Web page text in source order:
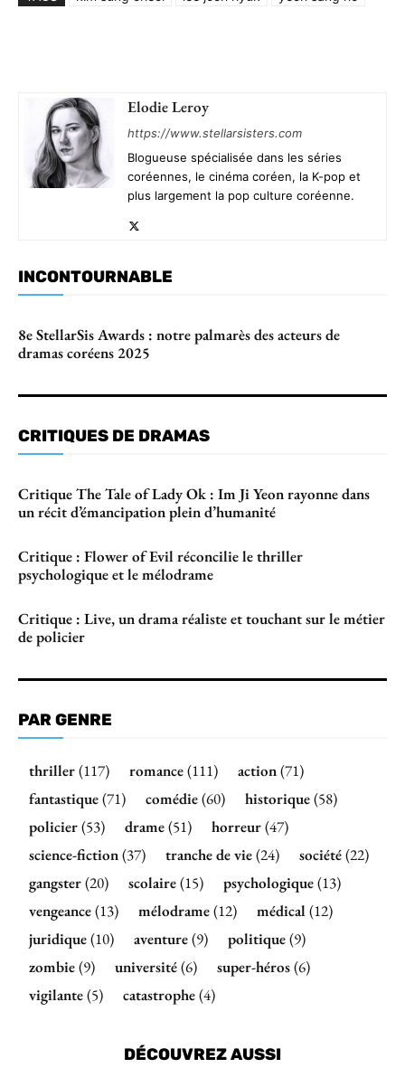
Elodie Leroy
https://www.stellarsisters.com
Blogueuse spécialisée dans les séries
coréennes, le cinéma coréen, la K-pop et
plus largement la pop culture coréenne.
INCONTOURNABLE
8e StellarSis Awards : notre palmarès des acteurs de
dramas coréens 2025
CRITIQUES DE DRAMAS
Critique The Tale of Lady Ok : Im Ji Yeon rayonne dans
un récit d’émancipation plein d’humanité
Critique : Flower of Evil réconcilie le thriller
psychologique et le mélodrame
Critique : Live, un drama réaliste et touchant sur le métier
de policier
PAR GENRE
thriller(117) romance(111) action(71)
fantastique(71) comédie(60) historique(58)
policier(53) drame(51) horreur(47)
science-fiction(37) tranche de vie(24) société(22)
gangster(20) scolaire(15) psychologique(13)
vengeance(13) mélodrame(12) médical(12)
juridique(10) aventure(9) politique(9)
zombie(9) université(6) super-héros(6)
vigilante(5) catastrophe(4)
DÉCOUVREZ AUSSI